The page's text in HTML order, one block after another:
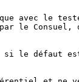
avec le
le Consuel,
le défaut